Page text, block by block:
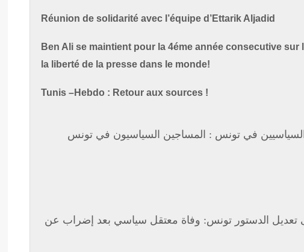
Réunion de solidarité avec l’équipe d’Ettarik Aljadid
Ben Ali se maintient pour la 4éme année consecutive
la liberté de la presse dans le monde!
Tunis –Hebdo : Retour aux sources !
السياسيين في تونس : المساجين السياسيون في تونس
تعديل الدستور تونس: وفاة معتقل سياسي بعد إضراب عن